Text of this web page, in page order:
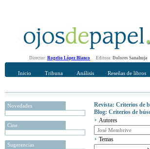
Director: Rogelio López Blanco Editora: Dolores Sanahuja
Inicio Tribuna Análisis Reseñas de libros
Novedades
Cine
Sugerencias
Revista: Criterios de
Blog: Criterios de
Autores
Temas